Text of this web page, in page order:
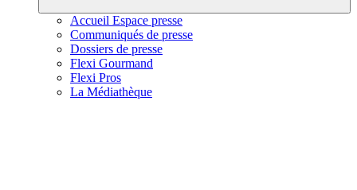
Accueil Espace presse
Communiqués de presse
Dossiers de presse
Flexi Gourmand
Flexi Pros
La Médiathèque